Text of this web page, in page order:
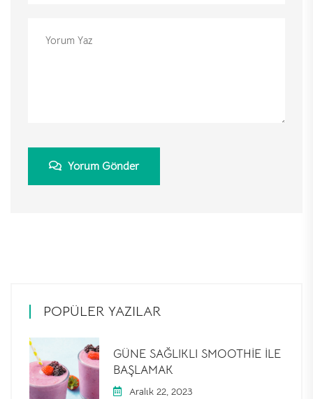
Yorum Gönder
POPÜLER YAZILAR
GÜNE SAĞLIKLI SMOOTHIE ILE
BAŞLAMAK
Aralık 22, 2023